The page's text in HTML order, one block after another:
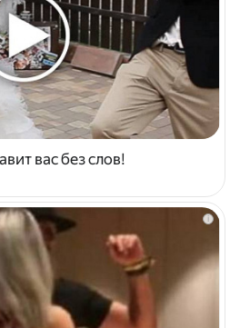
вас без слов!
i